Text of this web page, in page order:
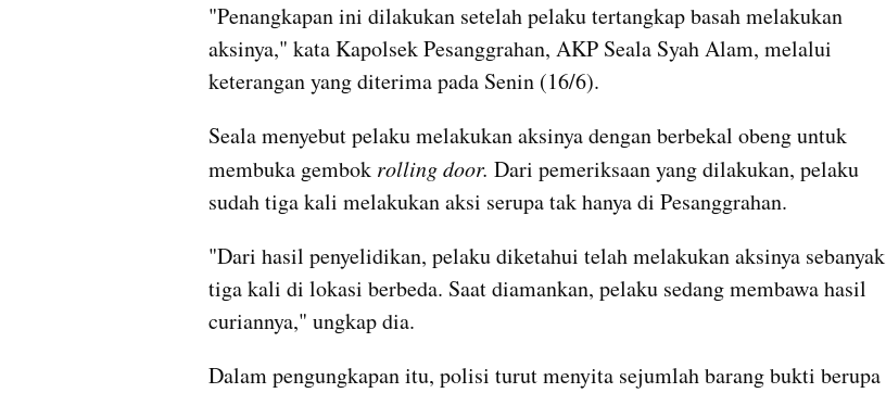
"Penangkapan ini dilakukan setelah pelaku tertangkap basah melakukan
aksinya," kata Kapolsek Pesanggrahan, AKP Seala Syah Alam, melalui
keterangan yang diterima pada Senin (16/6).
Seala menyebut pelaku melakukan aksinya dengan berbekal obeng untuk
membuka gembok rolling door. Dari pemeriksaan yang dilakukan, pelaku
sudah tiga kali melakukan aksi serupa tak hanya di Pesanggrahan.
"Dari hasil penyelidikan, pelaku diketahui telah melakukan aksinya sebanyak
tiga kali di lokasi berbeda. Saat diamankan, pelaku sedang membawa hasil
curiannya," ungkap dia.
Dalam pengungkapan itu, polisi turut menyita sejumlah barang bukti berupa